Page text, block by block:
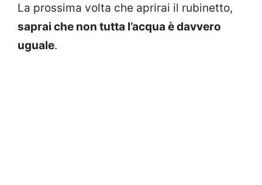
La prossima volta che aprirai il rubinetto,
saprai che non tutta l’acqua è davvero
uguale.